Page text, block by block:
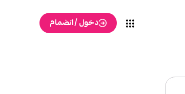
دخول / انضمام